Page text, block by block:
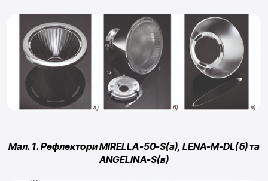
Мал. 1. Рефлектори MIRELLA-50-S(а), LENA-M-DL(б) та
ANGELINA-S(в)